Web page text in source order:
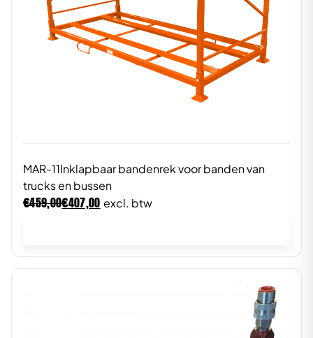
MAR-11Inklapbaar bandenrek voor banden van
trucks en bussen
€459,00€407,00 excl. btw